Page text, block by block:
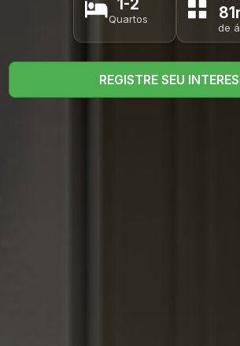
Quartos
de
REGISTRE SEU